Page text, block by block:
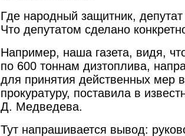
Где народный защитник,
Что депутатом сделано
Например, наша газета, видя,
по 600 тоннам дизтоплива,
для принятия действенных мер
прокуратуру, поставила в
Д. Медведева.
Тут напрашивается вывод: